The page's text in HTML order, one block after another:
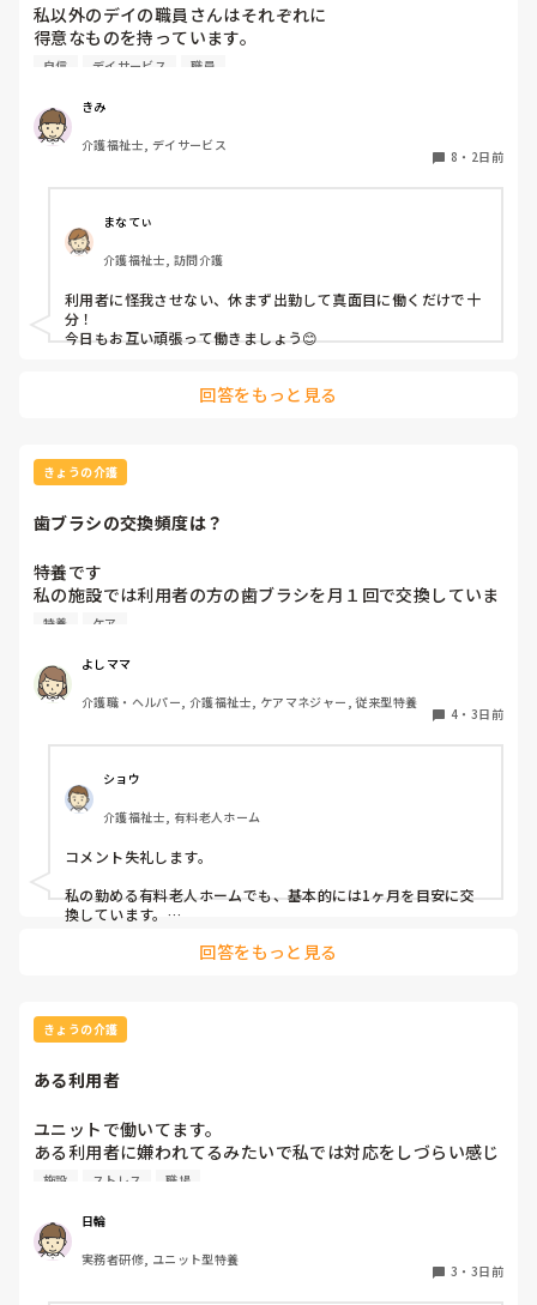
私以外のデイの職員さんはそれぞれに
得意なものを持っています。
介助で言えば、要領よく動けたりと。
今の私を振り返ってみたら…何も持っていないことが虚しく
利用者からは「素直に話聞いてくれる」・「言いやすい・頼
みやすい」
って言われます。
職員から見ての私は？って考えたら答えられる自信がないで
す…
自信 デイサービス 職員
きみ
介護福祉士, デイサービス
8 ・ 2日前
まなてぃ
介護福祉士, 訪問介護
利用者に怪我させない、休まず出勤して真面目に働くだけで十
分！
今日もお互い頑張って働きましょう😊
回答をもっと見る
きょうの介護
歯ブラシの交換頻度は？
特養です
私の施設では利用者の方の歯ブラシを月１回で交換していま
す、みなさんのところはどれくらいの頻度で交換されていま
特養 ケア
よしママ
介護職・ヘルパー, 介護福祉士, ケアマネジャー, 従来型特養
4 ・ 3日前
ショウ
介護福祉士, 有料老人ホーム
コメント失礼します。
私の勤める有料老人ホームでも、基本的には1ヶ月を目安に交
換しています。
関してはご本人のペースにお任せしています。
の事情に合わせて柔軟に対応しています。
回答をもっと見る
きょうの介護
ある利用者
ユニットで働いてます。
ある利用者に嫌われてるみたいで私では対応をしづらい感じ
です。
仕事だから私一人になる時もありますが私一人の時でも介助
に入るのが嫌だと言われます。
そんなに心が強い方ではないのでストレスが溜まって来てお
施設 ストレス 職場
日輪
実務者研修, ユニット型特養
3 ・ 3日前